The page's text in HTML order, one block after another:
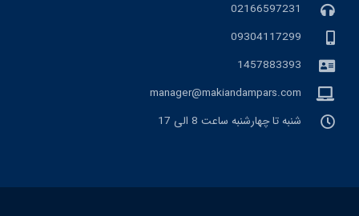
02166597231
09304117299
1457883393
manager@makiandampars.com
شنبه تا چهارشنبه ساعت 8 الی 17